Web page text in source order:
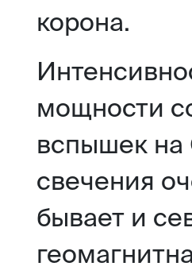
корона.
мощности
вспышек на
свечения
бывает и